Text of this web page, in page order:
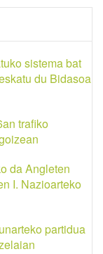
sistema bat
du Bidasoa
trafiko
da Angleten
I. Nazioarteko
partidua